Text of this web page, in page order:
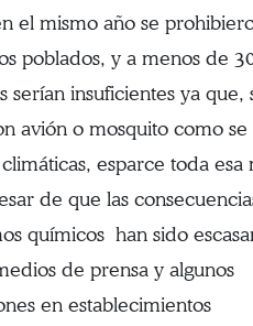
el mismo año se
poblados, y a menos de
insuficientes ya que,
avión o mosquito como se
esparce toda esa
de que las
químicos han sido
de prensa y algunos
en establecimientos